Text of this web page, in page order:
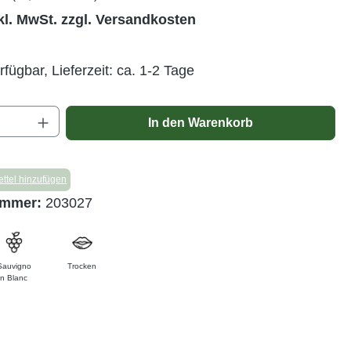
MwSt. zzgl. Versandkosten
Lieferzeit: ca. 1-2 Tage
Anzahl: Gib den gewünschten Wert ein
In den Warenkorb
hinzufügen
203027
n Blanc
Trocken